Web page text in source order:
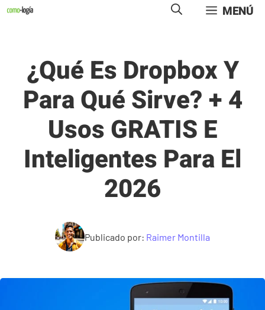
Saltar
MENÚ
¿Qué Es Dropbox Y
Para Qué Sirve? + 4
Usos GRATIS E
Inteligentes Para El
2026
Publicado por: Raimer Montilla